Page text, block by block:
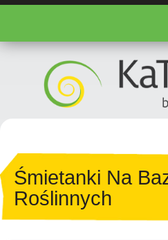
Śmietanki Na
Roślinnych